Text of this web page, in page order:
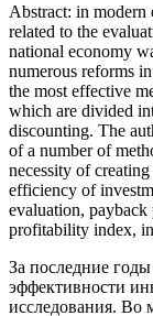
Abstract: in modern
related to the
national economy
numerous reforms
the most effective
which are divided
discounting. The
of a number of
necessity of
efficiency of
evaluation, payback
profitability index,
За последние
эффективности
исследования. Во